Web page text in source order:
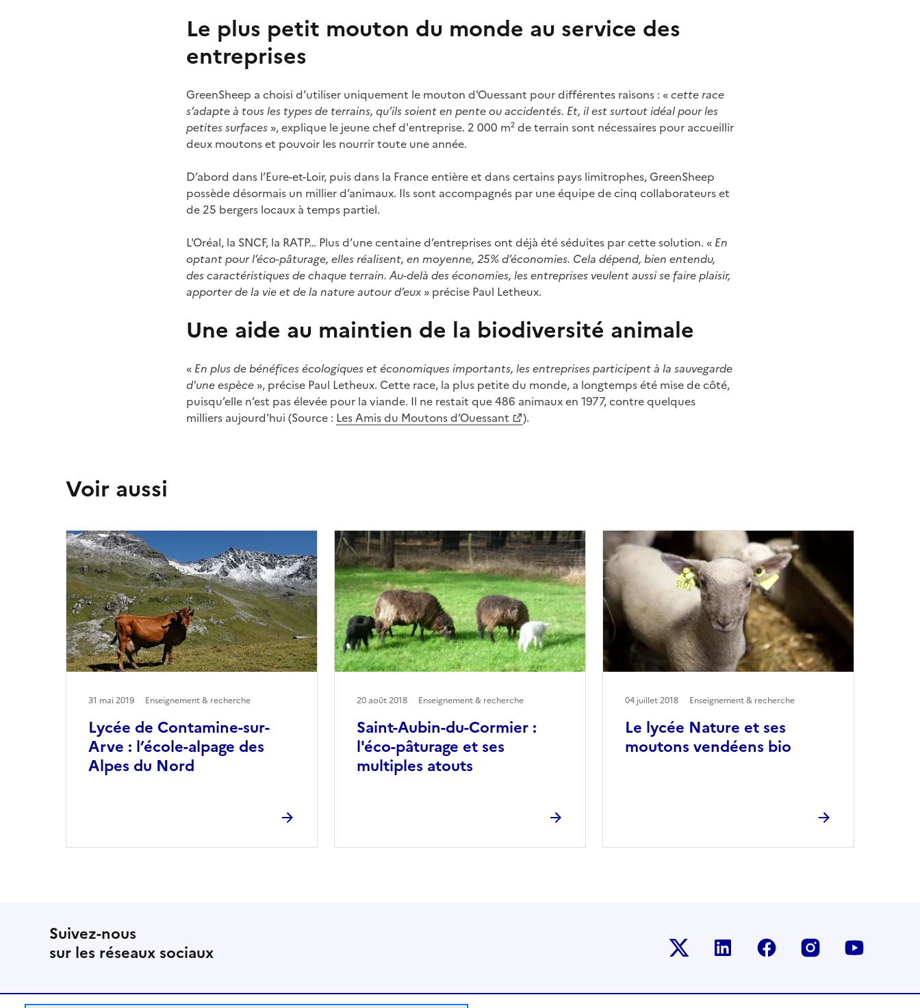
Le plus petit mouton du monde au service des
entreprises
GreenSheep a choisi d’utiliser uniquement le mouton d'Ouessant pour différentes raisons : «cette race
s’adapte à tous les types de terrains, qu’ils soient en pente ou accidentés. Et, il est surtout idéal pour les
petites surfaces », explique le jeune chef d'entreprise. 2 000 m² de terrain sont nécessaires pour accueillir
deux moutons et pouvoir les nourrir toute une année.
D’abord dans l’Eure-et-Loir, puis dans la France entière et dans certains pays limitrophes, GreenSheep
possède désormais un millier d’animaux. Ils sont accompagnés par une équipe de cinq collaborateurs et
de 25 bergers locaux à temps partiel.
L'Oréal, la SNCF, la RATP… Plus d’une centaine d’entreprises ont déjà été séduites par cette solution. « En
optant pour l’éco-pâturage, elles réalisent, en moyenne, 25% d’économies. Cela dépend, bien entendu,
des caractéristiques de chaque terrain. Au-delà des économies, les entreprises veulent aussi se faire plaisir,
apporter de la vie et de la nature autour d’eux » précise Paul Letheux.
Une aide au maintien de la biodiversité animale
« En plus de bénéfices écologiques et économiques importants, les entreprises participent à la sauvegarde
d'une espèce », précise Paul Letheux. Cette race, la plus petite du monde, a longtemps été mise de côté,
puisqu’elle n’est pas élevée pour la viande. Il ne restait que 486 animaux en 1977, contre quelques
milliers aujourd'hui (Source : Les Amis du Moutons d’Ouessant ).
Voir aussi
Lycée de Contamine-sur-
Arve : l’école-alpage des
Alpes du Nord
31 mai 2019 Enseignement & recherche
Saint-Aubin-du-Cormier :
l'éco-pâturage et ses
multiples atouts
20 août 2018 Enseignement & recherche
Le lycée Nature et ses
moutons vendéens bio
04 juillet 2018 Enseignement & recherche
Suivez-nous
sur les réseaux sociaux
Le ministère sur Twitter
Le ministère sur LinkedIn
Le ministère sur
Le ministère